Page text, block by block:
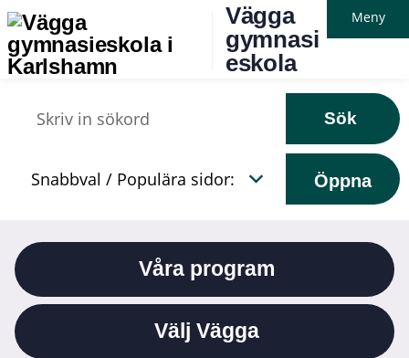
Vägga
gymnasi
eskola
Meny
Sök
Öppna
Våra program
Välj Vägga